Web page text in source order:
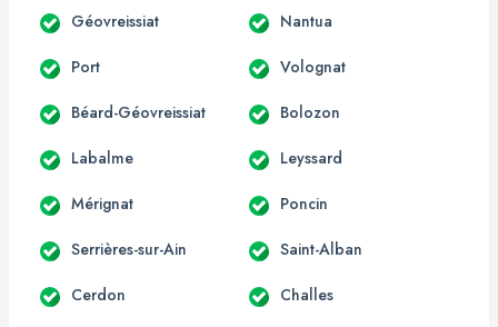
Géovreissiat Nantua
Port Volognat
Béard-Géovreissiat Bolozon
Labalme Leyssard
Mérignat Poncin
Serrières-sur-Ain Saint-Alban
Cerdon Challes